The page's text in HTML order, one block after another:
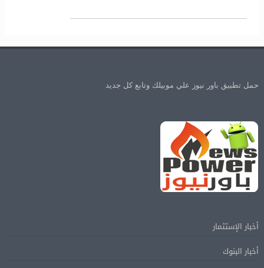
حمل تطبيق باور نيوز علي موبيلك وتابع كل جديد
أخبار الإستثمار
أخبار البنوك